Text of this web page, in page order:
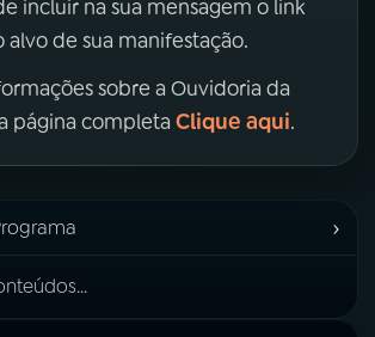
incluir na sua mensagem o link
de sua manifestação.
sobre a Ouvidoria da
página completa Clique aqui.
›